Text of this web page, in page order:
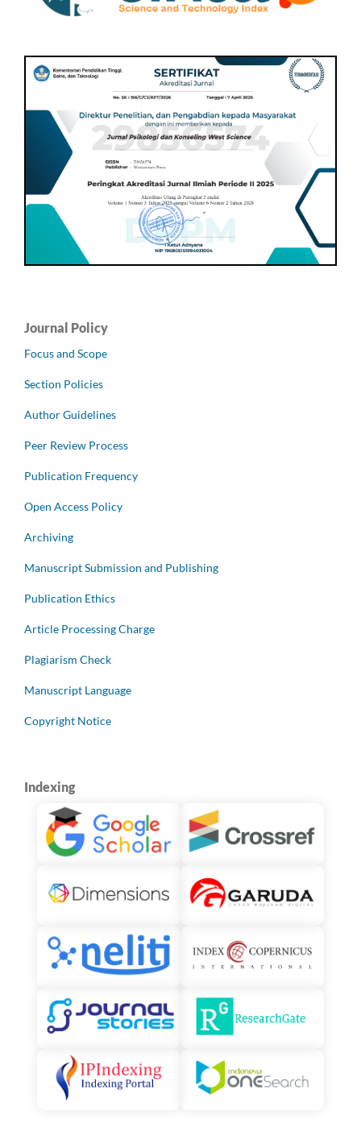
Journal Policy
Focus and Scope
Section Policies
Author Guidelines
Peer Review Process
Publication Frequency
Open Access Policy
Archiving
Manuscript Submission and Publishing
Publication Ethics
Article Processing Charge
Plagiarism Check
Manuscript Language
Copyright Notice
Indexing